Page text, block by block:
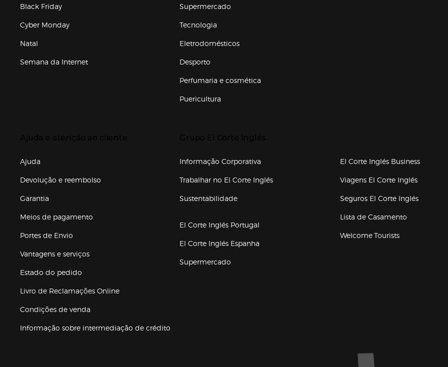
Black Friday
Cyber Monday
Natal
Semana da Internet
Supermercado
Tecnologia
Eletrodomésticos
Desporto
Perfumaria e cosmética
Puericultura
Ajuda
Devolução e reembolso
Garantia
Meios de pagamento
Portes de Envio
Vantagens e serviços
Estado do pedido
Livro de Reclamações Online
Condições de venda
Informação sobre intermediação de crédito
Informação Corporativa
Trabalhar no El Corte Inglés(abre en nueva ventana)
Sustentabilidade
El Corte Inglés Portugal
El Corte Inglés Espanha
Supermercado
El Corte Inglés Business
Viagens El Corte Inglés(abre en
Seguros El Corte Inglés(abre en
Lista de Casamento
Welcome Tourists
Marca El Corte Inglés